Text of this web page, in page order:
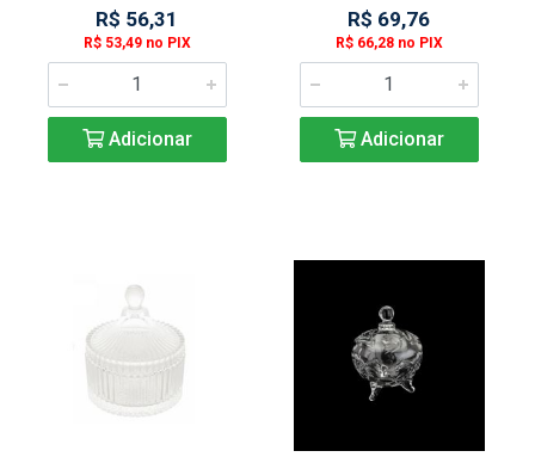
R$ 56,31
R$ 53,49 no PIX
Adicionar
R$ 69,76
R$ 66,28 no PIX
Adicionar